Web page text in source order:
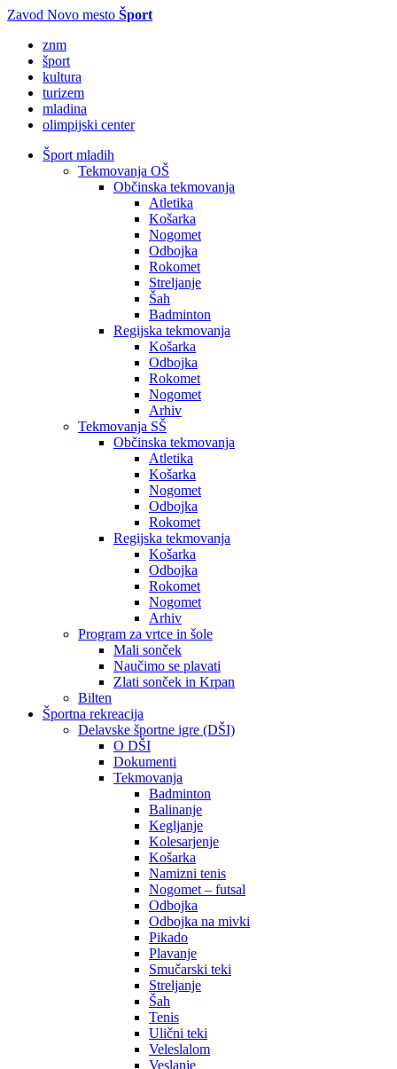
Zavod Novo mesto Šport
znm
šport
kultura
turizem
mladina
olimpijski center
Šport mladih
Tekmovanja OŠ
Občinska tekmovanja
Atletika
Košarka
Nogomet
Odbojka
Rokomet
Streljanje
Šah
Badminton
Regijska tekmovanja
Košarka
Odbojka
Rokomet
Nogomet
Arhiv
Tekmovanja SŠ
Občinska tekmovanja
Atletika
Košarka
Nogomet
Odbojka
Rokomet
Regijska tekmovanja
Košarka
Odbojka
Rokomet
Nogomet
Arhiv
Program za vrtce in šole
Mali sonček
Naučimo se plavati
Zlati sonček in Krpan
Bilten
Športna rekreacija
Delavske športne igre (DŠI)
O DŠI
Dokumenti
Tekmovanja
Badminton
Balinanje
Kegljanje
Kolesarjenje
Košarka
Namizni tenis
Nogomet – futsal
Odbojka
Odbojka na mivki
Pikado
Plavanje
Smučarski teki
Streljanje
Šah
Tenis
Ulični teki
Veleslalom
Veslanje